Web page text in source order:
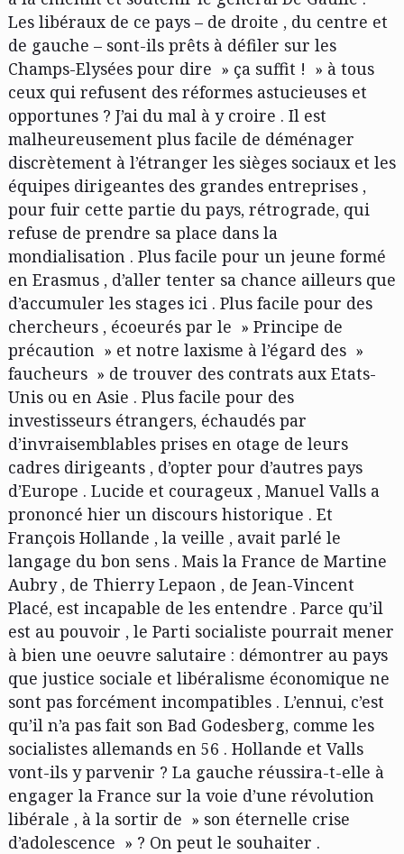
Les libéraux de ce pays – de droite , du centre et
de gauche – sont-ils prêts à défiler sur les
Champs-Elysées pour dire » ça suffit ! » à tous
ceux qui refusent des réformes astucieuses et
opportunes ? J’ai du mal à y croire . Il est
malheureusement plus facile de déménager
discrètement à l’étranger les sièges sociaux et les
équipes dirigeantes des grandes entreprises ,
pour fuir cette partie du pays, rétrograde, qui
refuse de prendre sa place dans la
mondialisation . Plus facile pour un jeune formé
en Erasmus , d’aller tenter sa chance ailleurs que
d’accumuler les stages ici . Plus facile pour des
chercheurs , écoeurés par le » Principe de
précaution » et notre laxisme à l’égard des »
faucheurs » de trouver des contrats aux Etats-
Unis ou en Asie . Plus facile pour des
investisseurs étrangers, échaudés par
d’invraisemblables prises en otage de leurs
cadres dirigeants , d’opter pour d’autres pays
d’Europe . Lucide et courageux , Manuel Valls a
prononcé hier un discours historique . Et
François Hollande , la veille , avait parlé le
langage du bon sens . Mais la France de Martine
Aubry , de Thierry Lepaon , de Jean-Vincent
Placé, est incapable de les entendre . Parce qu’il
est au pouvoir , le Parti socialiste pourrait mener
à bien une oeuvre salutaire : démontrer au pays
que justice sociale et libéralisme économique ne
sont pas forcément incompatibles . L’ennui, c’est
qu’il n’a pas fait son Bad Godesberg, comme les
socialistes allemands en 56 . Hollande et Valls
vont-ils y parvenir ? La gauche réussira-t-elle à
engager la France sur la voie d’une révolution
libérale , à la sortir de » son éternelle crise
d’adolescence » ? On peut le souhaiter .